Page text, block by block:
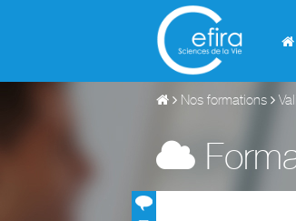
Nos formations